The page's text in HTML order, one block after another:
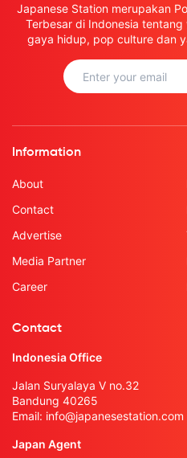
Japanese Station merupakan
Terbesar di Indonesia
gaya hidup, pop culture dan
Information
About
Contact
Advertise
Media Partner
Career
Contact
Indonesia Office
Jalan Suryalaya V no.32
Bandung 40265
Email: info@japanesestation.com
Japan Agent